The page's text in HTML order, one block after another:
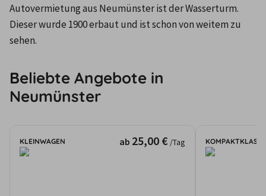
Autovermietung aus Neumünster ist der Wasserturm.
Dieser wurde 1900 erbaut und ist schon von weitem zu
sehen.
Beliebte Angebote in
Neumünster
KLEINWAGEN ab 25,00 € /Tag KOMPAKTKLASSE